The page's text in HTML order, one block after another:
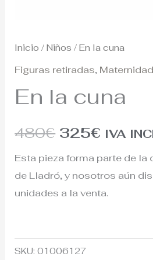
Inicio /Niños / En la cuna
Figuras retiradas, Maternidad
En la cuna
480€ 325€ IVA
Esta pieza forma parte de
de Lladró, y nosotros aún
unidades a la venta.
SKU:01006127